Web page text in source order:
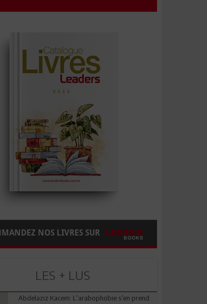
NOS LIVRES SUR
LES + LUS
Abdelaziz Kacem: L’arabophobie s’en prend